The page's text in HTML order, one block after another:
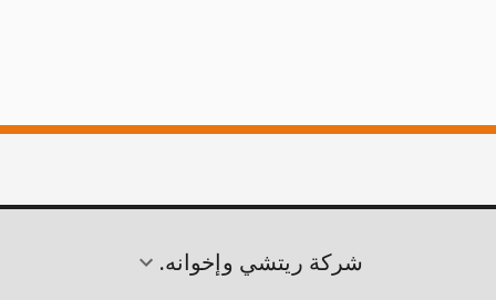
شركة ريتشي وإخوانه.